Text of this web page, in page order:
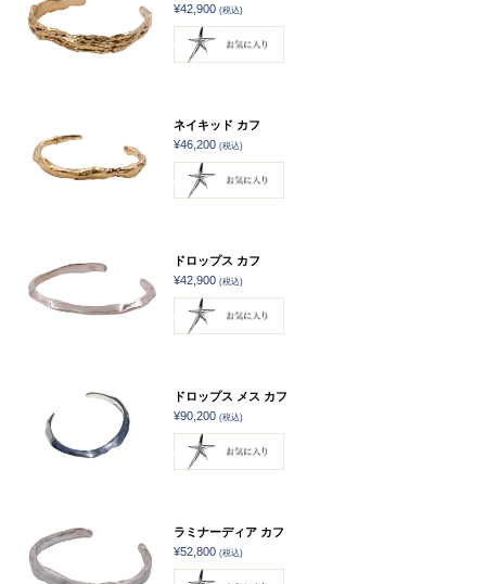
¥42,900 (税込)
ネイキッド カフ
¥46,200 (税込)
ドロップス カフ
¥42,900 (税込)
ドロップス メス カフ
¥90,200 (税込)
ラミナーディア カフ
¥52,800 (税込)